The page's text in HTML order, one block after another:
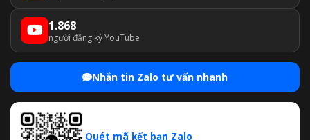
1.868
người đăng ký YouTube
Nhắn tin Zalo tư vấn nhanh
Quét mã kết bạn Zalo